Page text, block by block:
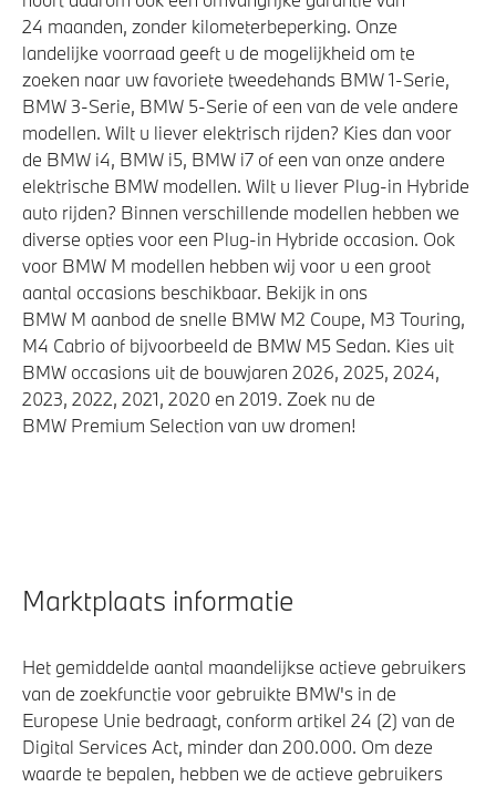
24 maanden, zonder kilometerbeperking. Onze
landelijke voorraad geeft u de mogelijkheid om te
zoeken naar uw favoriete tweedehands BMW 1-Serie,
BMW 3-Serie, BMW 5-Serie of een van de vele andere
modellen. Wilt u liever elektrisch rijden? Kies dan voor
de BMW i4, BMW i5, BMW i7 of een van onze andere
elektrische BMW modellen. Wilt u liever Plug-in Hybride
auto rijden? Binnen verschillende modellen hebben we
diverse opties voor een Plug-in Hybride occasion. Ook
voor BMW M modellen hebben wij voor u een groot
aantal occasions beschikbaar. Bekijk in ons
BMW M aanbod de snelle BMW M2 Coupe, M3 Touring,
M4 Cabrio of bijvoorbeeld de BMW M5 Sedan. Kies uit
BMW occasions uit de bouwjaren 2026, 2025, 2024,
2023, 2022, 2021, 2020 en 2019. Zoek nu de
BMW Premium Selection van uw dromen!
Marktplaats informatie
Het gemiddelde aantal maandelijkse actieve gebruikers
van de zoekfunctie voor gebruikte BMW's in de
Europese Unie bedraagt, conform artikel 24 (2) van de
Digital Services Act, minder dan 200.000. Om deze
waarde te bepalen, hebben we de actieve gebruikers